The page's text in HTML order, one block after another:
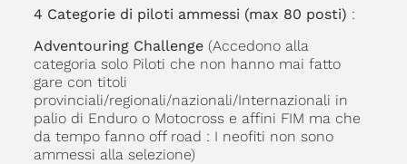
4 Categorie di piloti ammessi (max 80 posti) :
Adventouring Challenge(Accedono alla
categoria solo Piloti che non hanno mai fatto
gare con titoli
provinciali/regionali/nazionali/Internazionali in
palio di Enduro o Motocross e affini FIM ma che
da tempo fanno off road : I neofiti non sono
ammessi alla selezione)